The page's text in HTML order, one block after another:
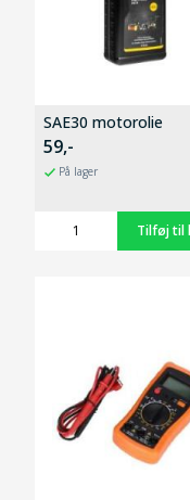
SAE30 motorolie
59,-
På lager